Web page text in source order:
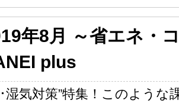
年8月 ～省エネ・
plus
湿気対策”特集！このよう